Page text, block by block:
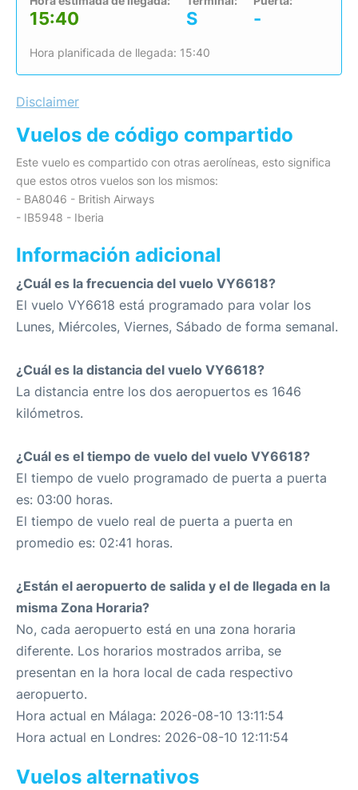
15:40 S -
Hora planificada de llegada: 15:40
Disclaimer
Vuelos de código compartido
Este vuelo es compartido con otras aerolíneas, esto significa
que estos otros vuelos son los mismos:
- BA8046 - British Airways
- IB5948 - Iberia
Información adicional
¿Cuál es la frecuencia del vuelo VY6618?
El vuelo VY6618 está programado para volar los
Lunes, Miércoles, Viernes, Sábado de forma semanal.
¿Cuál es la distancia del vuelo VY6618?
La distancia entre los dos aeropuertos es 1646
kilómetros.
¿Cuál es el tiempo de vuelo del vuelo VY6618?
El tiempo de vuelo programado de puerta a puerta
es: 03:00 horas.
El tiempo de vuelo real de puerta a puerta en
promedio es: 02:41 horas.
¿Están el aeropuerto de salida y el de llegada en la
misma Zona Horaria?
No, cada aeropuerto está en una zona horaria
diferente. Los horarios mostrados arriba, se
presentan en la hora local de cada respectivo
aeropuerto.
Hora actual en Málaga: 2026-08-10 13:11:54
Hora actual en Londres: 2026-08-10 12:11:54
Vuelos alternativos